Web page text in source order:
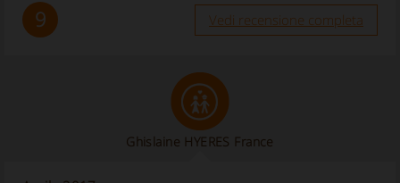
9 Vedi recensione completa
Ghislaine HYERES France